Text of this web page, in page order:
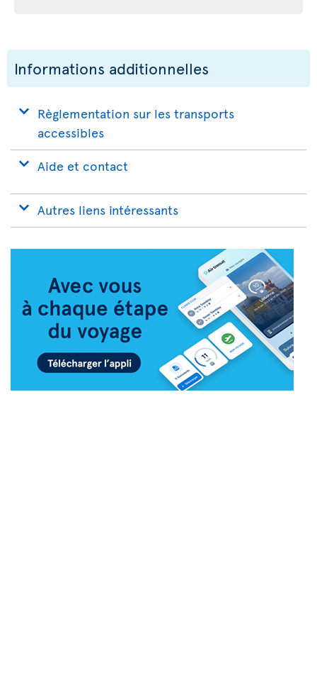
Informations additionnelles
Règlementation sur les transports
accessibles
Aide et contact
Autres liens intéressants